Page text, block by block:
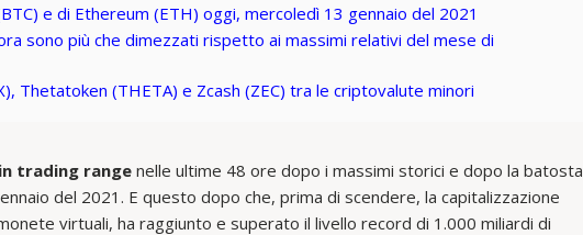
e di Ethereum (ETH) oggi, mercoledì 13 gennaio del 2021
sono più che dimezzati rispetto ai massimi relativi del mese di
Thetatoken (THETA) e Zcash (ZEC) tra le criptovalute minori
trading rangenelle ultime 48 ore dopo i massimi storici e dopo la batosta
del 2021. E questo dopo che, prima di scendere, la capitalizzazione
virtuali, ha raggiunto e superato il livello record di 1.000 miliardi di